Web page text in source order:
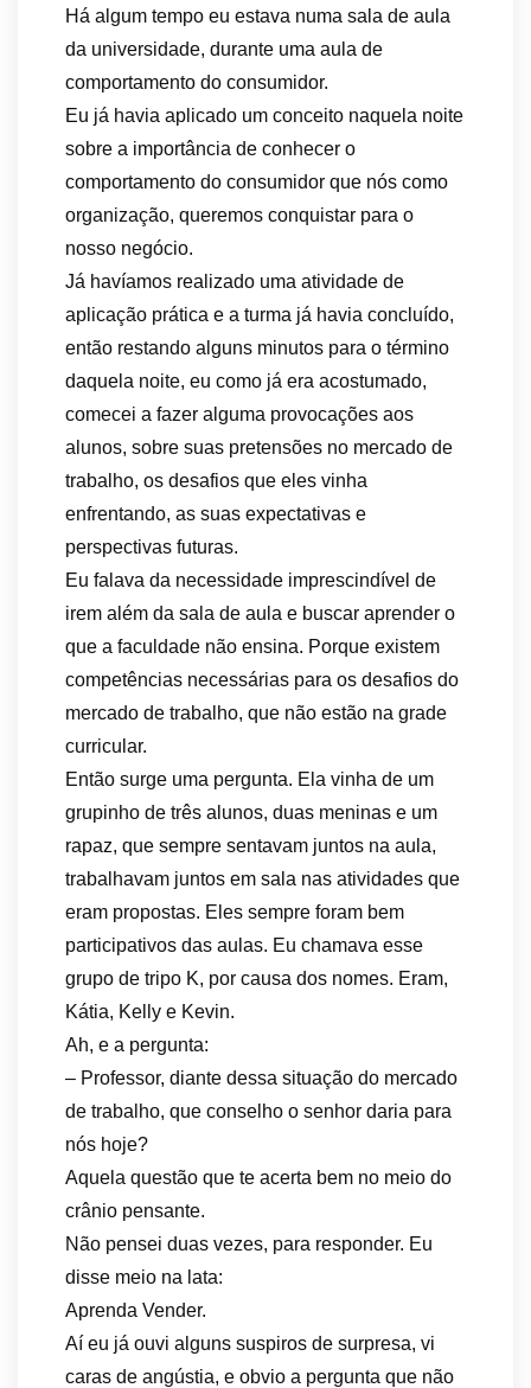
Há algum tempo eu estava numa sala de aula
da universidade, durante uma aula de
comportamento do consumidor.
Eu já havia aplicado um conceito naquela noite
sobre a importância de conhecer o
comportamento do consumidor que nós como
organização, queremos conquistar para o
nosso negócio.
Já havíamos realizado uma atividade de
aplicação prática e a turma já havia concluído,
então restando alguns minutos para o término
daquela noite, eu como já era acostumado,
comecei a fazer alguma provocações aos
alunos, sobre suas pretensões no mercado de
trabalho, os desafios que eles vinha
enfrentando, as suas expectativas e
perspectivas futuras.
Eu falava da necessidade imprescindível de
irem além da sala de aula e buscar aprender o
que a faculdade não ensina. Porque existem
competências necessárias para os desafios do
mercado de trabalho, que não estão na grade
curricular.
Então surge uma pergunta. Ela vinha de um
grupinho de três alunos, duas meninas e um
rapaz, que sempre sentavam juntos na aula,
trabalhavam juntos em sala nas atividades que
eram propostas. Eles sempre foram bem
participativos das aulas. Eu chamava esse
grupo de tripo K, por causa dos nomes. Eram,
Kátia, Kelly e Kevin.
Ah, e a pergunta:
– Professor, diante dessa situação do mercado
de trabalho, que conselho o senhor daria para
nós hoje?
Aquela questão que te acerta bem no meio do
crânio pensante.
Não pensei duas vezes, para responder. Eu
disse meio na lata:
Aprenda Vender.
Aí eu já ouvi alguns suspiros de surpresa, vi
caras de angústia, e obvio a pergunta que não